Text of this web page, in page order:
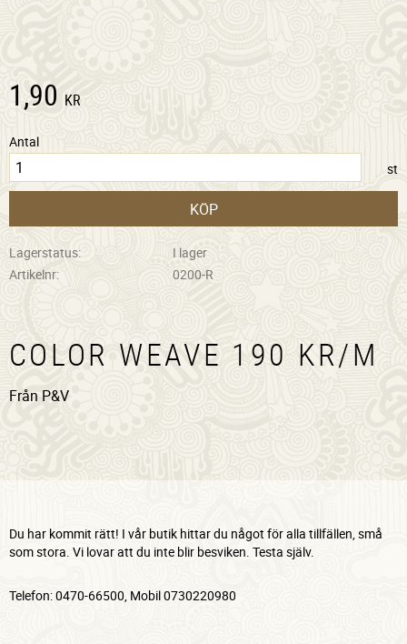
1,90 KR
Antal
st
KÖP
Lagerstatus
I lager
Artikelnr
0200-R
COLOR WEAVE 190 KR/M
Från P&V
Du har kommit rätt! I vår butik hittar du något för alla tillfällen, små
som stora. Vi lovar att du inte blir besviken. Testa själv.
Telefon: 0470-66500, Mobil 0730220980